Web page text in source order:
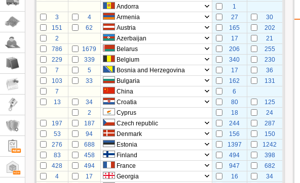
Andorra
1
3
4 Armenia 27
30
151
62 Austria 165
202
2
Azerbaijan 17
21
786
1679 Belarus 206
255
229
339 Belgium 340
230
7
5 Bosnia and Herzegovina 17
36
103
33 Bulgaria 162
131
7
China
6
13
34 Croatia 80
125
2
Cyprus 18
24
197
187 Czech republic 244
287
53
94 Denmark 156
150
276
688 Estonia 1397
1242
83
458 Finland 494
398
428
494 France 947
682
4
17 Georgia 16
34